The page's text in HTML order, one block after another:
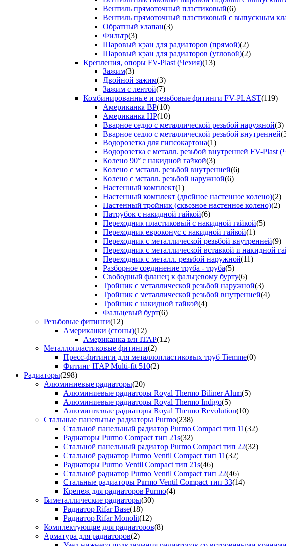
Вентиль прямоточный пластиковый(6)
Вентиль прямоточный пластиковый с выпускным
Обратный клапан(3)
Фильтр(3)
Шаровый кран для радиаторов (прямой)(2)
Шаровый кран для радиаторов (угловой)(2)
Крепления, опоры FV-Plast (Чехия)(13)
Зажим(3)
Двойной зажим(3)
Зажим с лентой(7)
Комбинированные и резьбовые фитинги FV-PLAST(119)
Американка ВР(10)
Американка НР(10)
Вварное седло с металлической резьбой наружной(3)
Вварное седло с металлической резьбой внутренней
Водорозетка для гипсокартона(1)
Водорозетка с металл. резьбой внутренней FV-Plast
Колено 90° с накидной гайкой(3)
Колено с металл. резьбой внутренней(6)
Колено с металл. резьбой наружной(6)
Настенный комплект(1)
Настенный комплект (двойное настенное колено)(2)
Настенный тройник (сквозное настенное колено)(2)
Патрубок с накидной гайкой(6)
Переходник пластиковый с накидной гайкой(5)
Переходник евроконус с накидной гайкой(1)
Переходник с металлической резьбой внутренней(9)
Переходник с металлической вставкой и накидной
Переходник с металл. резьбой наружной(11)
Разборное соединение труба - труба(5)
Свободный фланец к фальцевому бурту(6)
Тройник с металлической резьбой наружной(3)
Тройник с металлической резьбой внутренней(4)
Тройник с накидной гайкой(4)
Фальцевый бурт(6)
Резьбовые фитинги(12)
Американки (сгоны)(12)
Американка в/н ITAP(12)
Металлопластиковые фитинги(2)
Пресс-фитинги для металлопластиковых труб Tiemme(0)
Фитинг ITAP Multi-fit 510(2)
Радиаторы(298)
Алюминиевые радиаторы(20)
Алюминиевые радиаторы Royal Thermo Biliner Alum(5)
Алюминиевые радиаторы Royal Thermo Indigo(5)
Алюминиевые радиаторы Royal Thermo Revolution(10)
Стальные панельные радиаторы Purmo(238)
Стальной панельный радиатор Purmo Compact тип 11(32)
Радиаторы Purmo Compact тип 21s(32)
Стальной панельный радиатор Purmo Compact тип 22(32)
Стальной радиатор Purmo Ventil Compact тип 11(32)
Радиаторы Purmo Ventil Compact тип 21s(46)
Стальной радиатор Purmo Ventil Compact тип 22(46)
Стальные радиаторы Purmo Ventil Compact тип 33(14)
Крепеж для радиаторов Purmo(4)
Биметаллические радиаторы(30)
Радиатор Rifar Base(18)
Радиатор Rifar Monolit(12)
Комплектующие для радиаторов(8)
Арматура для радиаторов(2)